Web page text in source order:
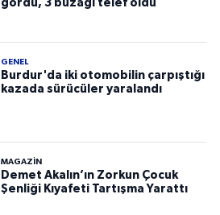
gördü, 3 buzağı telef oldu
GENEL
Burdur'da iki otomobilin çarpıştığı
kazada sürücüler yaralandı
MAGAZİN
Demet Akalın’ın Zorkun Çocuk
Şenliği Kıyafeti Tartışma Yarattı